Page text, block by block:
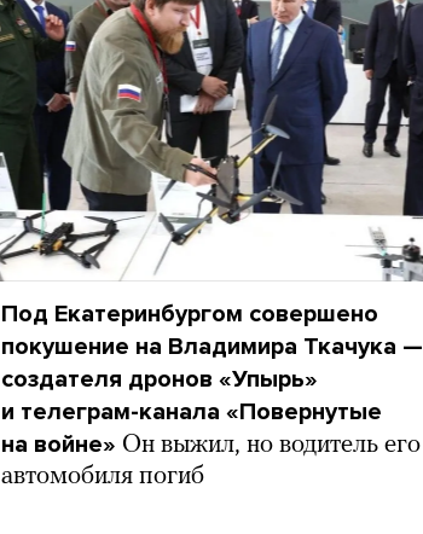
Под Екатеринбургом совершено
покушение на Владимира Ткачука —
создателя дронов «Упырь»
и телеграм-канала «Повернутые
на войне» Он выжил, но водитель его
автомобиля погиб